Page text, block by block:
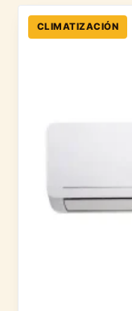
CLIMATIZACIÓN